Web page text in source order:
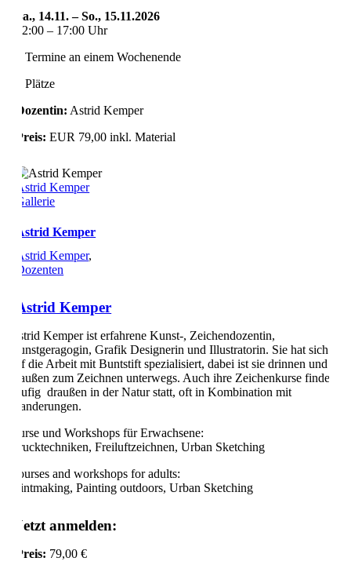
Sa., 14.11. – So., 15.11.2026
12:00 – 17:00 Uhr
2 Termine an einem Wochenende
8 Plätze
Dozentin: Astrid Kemper
Preis: EUR 79,00 inkl. Material
Astrid Kemper
Gallerie
Astrid Kemper
Astrid Kemper,
Dozenten
Astrid Kemper
Astrid Kemper ist erfahrene Kunst-, Zeichendozentin,
Kunstgeragogin, Grafik Designerin und Illustratorin. Sie hat sich
auf die Arbeit mit Buntstift spezialisiert, dabei ist sie drinnen und
draußen zum Zeichnen unterwegs. Auch ihre Zeichenkurse finden
häufig draußen in der Natur statt, oft in Kombination mit
Wanderungen.
Kurse und Workshops für Erwachsene:
Drucktechniken, Freiluftzeichnen, Urban Sketching
Courses and workshops for adults:
Printmaking, Painting outdoors, Urban Sketching
Jetzt anmelden:
Preis: 79,00 €